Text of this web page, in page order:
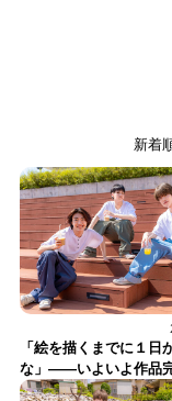
新着
「絵を描くまでに１日
な」――いよいよ作品